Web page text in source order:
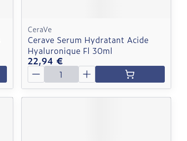
CeraVe
Cerave Serum Hydratant Acide
Hyaluronique Fl 30ml
22,94 €
Quantité